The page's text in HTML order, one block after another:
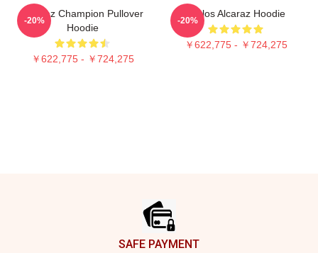
Alcaraz Champion Pullover
Hoodie
￥622,775 - ￥724,275
-20%
Carlos Alcaraz Hoodie
￥622,775 - ￥724,275
-20%
SAFE PAYMENT